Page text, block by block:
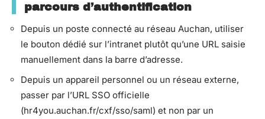
parcours d’authentification
Depuis un poste connecté au réseau Auchan, utiliser
le bouton dédié sur l’intranet plutôt qu’une URL saisie
manuellement dans la barre d’adresse.
Depuis un appareil personnel ou un réseau externe,
passer par l’URL SSO officielle
(hr4you.auchan.fr/cxf/sso/saml) et non par un